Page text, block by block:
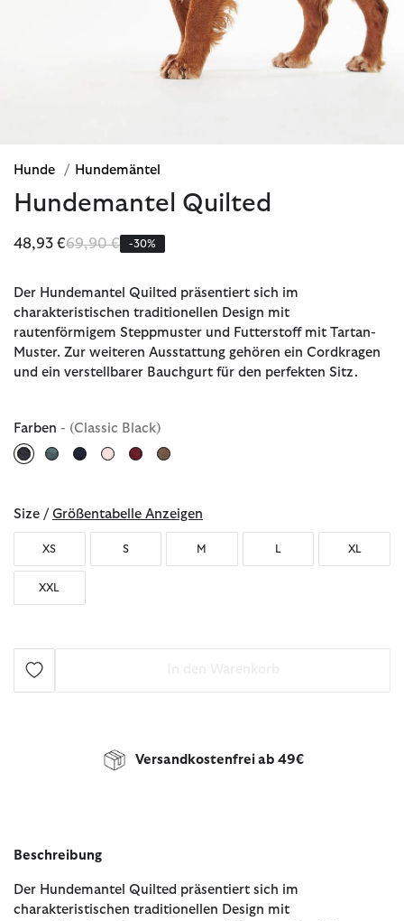
Hunde / Hundemäntel
Hundemantel Quilted
48,93 €Reduziert von
69,90 €bis-30%
Der Hundemantel Quilted präsentiert sich im
charakteristischen traditionellen Design mit
rautenförmigem Steppmuster und Futterstoff mit Tartan-
Muster. Zur weiteren Ausstattung gehören ein Cordkragen
und ein verstellbarer Bauchgurt für den perfekten Sitz.
Farben - (Classic Black)
Size / Größentabelle Anzeigen
XS S M L XL
XXL
Versandkostenfrei ab 49€
Beschreibung
Der Hundemantel Quilted präsentiert sich im
charakteristischen traditionellen Design mit